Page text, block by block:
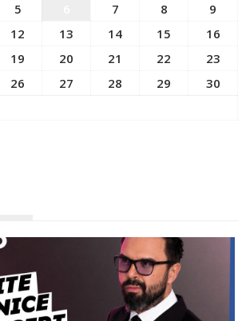
5 7 8
9
12 13 14 15
16
19 20 21 22
23
26 27 28 29
30